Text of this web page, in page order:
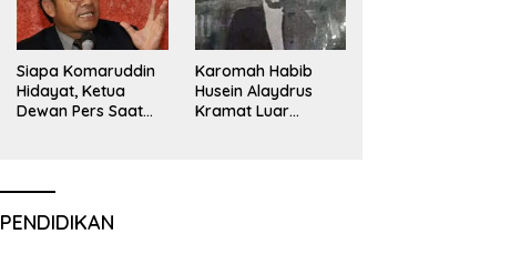
Siapa Komaruddin
Hidayat, Ketua
Dewan Pers Saat
Karomah Habib
Husein Alaydrus
Kramat Luar
PENDIDIKAN